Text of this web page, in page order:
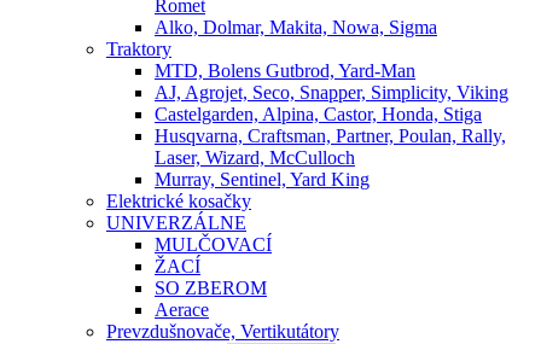
Romet
Alko, Dolmar, Makita, Nowa, Sigma
Traktory
MTD, Bolens Gutbrod, Yard-Man
AJ, Agrojet, Seco, Snapper, Simplicity, Viking
Castelgarden, Alpina, Castor, Honda, Stiga
Husqvarna, Craftsman, Partner, Poulan, Rally,
Laser, Wizard, McCulloch
Murray, Sentinel, Yard King
Elektrické kosačky
UNIVERZÁLNE
MULČOVACÍ
ŽACÍ
SO ZBEROM
Aerace
Prevzdušnovače, Vertikutátory